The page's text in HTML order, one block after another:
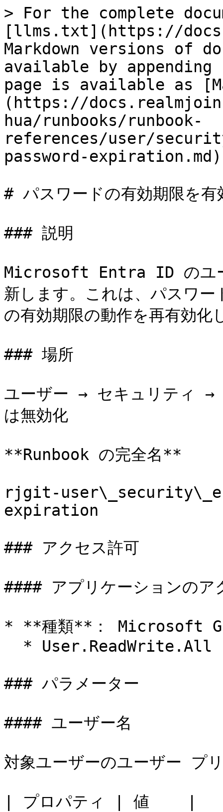
> For the complete
[llms.txt](https://
Markdown versions of
available by
page is available as
(https://
hua/runbooks/runbook-
references/user/
password-
# パスワードの有効期限を有
### 説明
Microsoft Entra ID のユー
新します。これは、パスワ
の有効期限の動作を再有効
### 場所
ユーザー → セキュリティ →
は無効化
**Runbook の完全名**
rjgit-
expiration
### アクセス許可
#### アプリケーションのア
* **種類**： Microsoft
### パラメーター
#### ユーザー名
対象ユーザーのユーザー プ
| プロパティ | 値    |